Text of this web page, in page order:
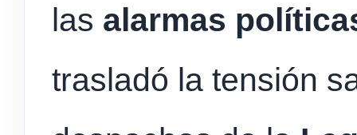
las alarmas
trasladó la tensión